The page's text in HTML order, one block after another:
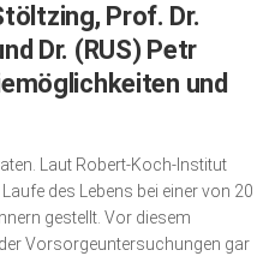
Prof. Dr.
Dr. (RUS) Petr
und
Laut Robert-Koch-Institut
des Lebens bei einer von 20
gestellt. Vor diesem
Vorsorge­untersuchungen gar